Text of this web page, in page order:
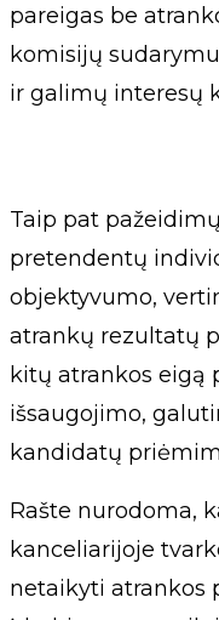
pareigas be
komisijų
ir galimų interesų
Taip pat
pretendentų
objektyvumo,
atrankų rezultatų
kitų atrankos
išsaugojimo,
kandidatų
Rašte nurodoma,
kanceliarijoje
netaikyti atrankos